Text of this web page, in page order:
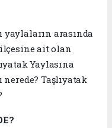
yaylaların arasında
ait olan
Yaylasına
Taşlıyatak